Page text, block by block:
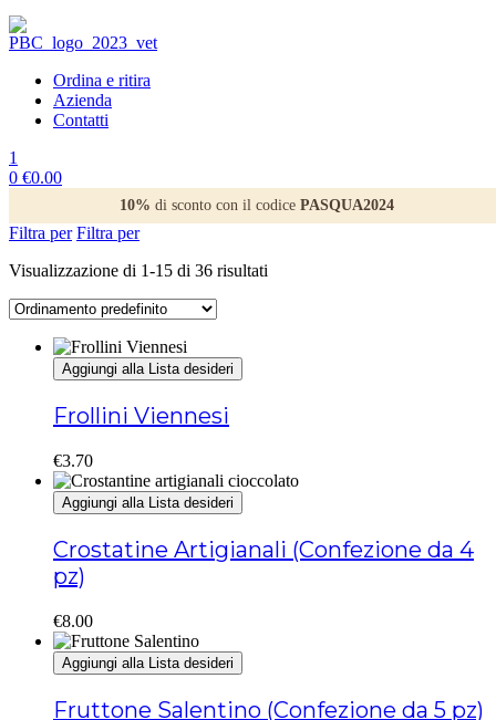
Ordina e ritira
Azienda
Contatti
1
0 €0.00
10% di sconto con il codice PASQUA2024
Filtra per Filtra per
Visualizzazione di 1-15 di 36 risultati
Aggiungi alla Lista desideri
Frollini Viennesi
€3.70
Aggiungi alla Lista desideri
Crostatine Artigianali (Confezione da 4
pz)
€8.00
Aggiungi alla Lista desideri
Fruttone Salentino (Confezione da 5 pz)